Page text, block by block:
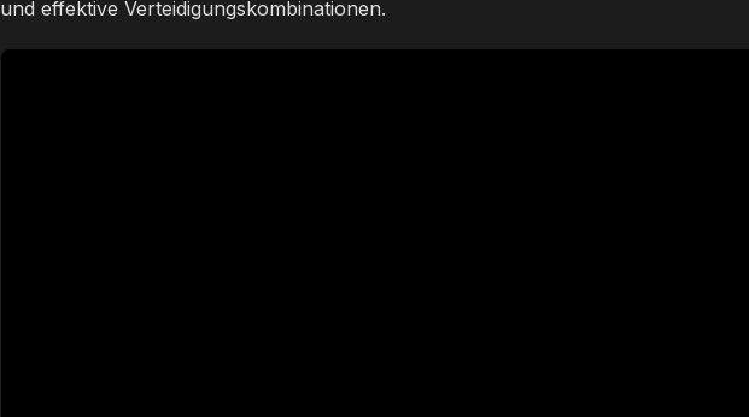
und effektive Verteidigungskombinationen.